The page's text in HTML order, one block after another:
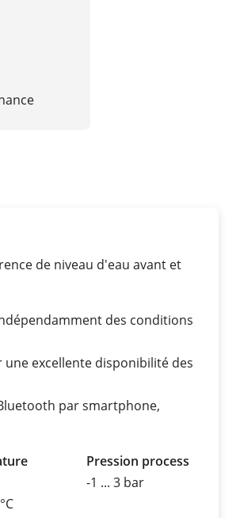
de niveau d'eau avant et
des conditions
excellente disponibilité des
par smartphone,
Pression process
-1 ... 3 bar